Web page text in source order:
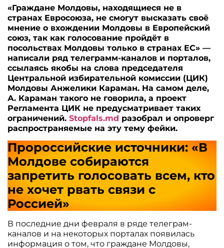
«Граждане Молдовы, находящиеся не в
странах Евросоюза, не смогут высказать своё
мнение о вхождении Молдовы в Европейский
союз, так как голосование пройдёт в
посольствах Молдовы только в странах ЕС» —
написали ряд телеграмм-каналов и порталов,
ссылаясь якобы на слова председателя
Центральной избирательной комиссии (ЦИК)
Молдовы Анжелики Караман. На самом деле,
А. Караман такого не говорила, а проект
Регламента ЦИК не предусматривает таких
ограничений.Stopfals.md разобрал и опроверг
распространяемые на эту тему фейки.
Пророссийские источники: «В
Молдове собираются
запретить голосовать всем, кто
не хочет рвать связи с
Россией»
В последние дни февраля в ряде телеграм-
каналов и на некоторых порталах появилась
информация о том, что граждане Молдовы,